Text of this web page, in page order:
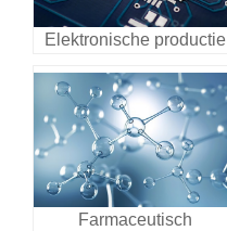
Elektronische productie
Farmaceutisch